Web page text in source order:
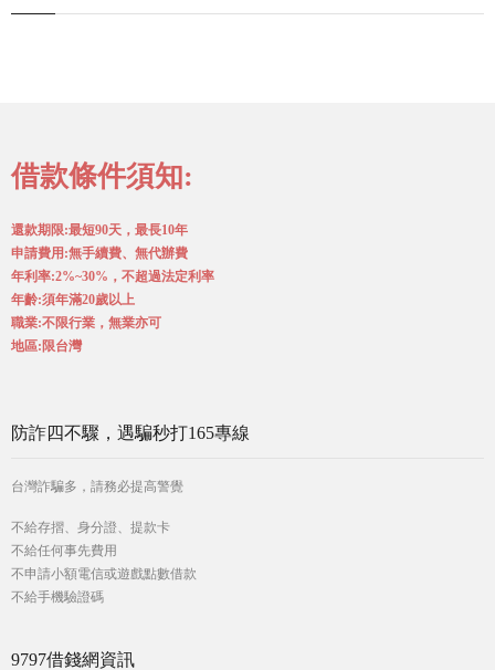
借款條件須知:
還款期限:最短90天，最長10年
申請費用:無手續費、無代辦費
年利率:2%~30%，不超過法定利率
年齡:須年滿20歲以上
職業:不限行業，無業亦可
地區:限台灣
防詐四不驟，遇騙秒打165專線
台灣詐騙多，請務必提高警覺
不給存摺、身分證、提款卡
不給任何事先費用
不申請小額電信或遊戲點數借款
不給手機驗證碼
9797借錢網資訊